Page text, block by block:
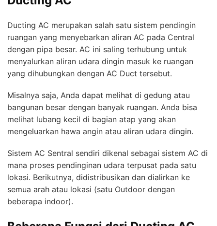
Ducting AC merupakan salah satu sistem pendingin
ruangan yang menyebarkan aliran AC pada Central
dengan pipa besar. AC ini saling terhubung untuk
menyalurkan aliran udara dingin masuk ke ruangan
yang dihubungkan dengan AC Duct tersebut.
Misalnya saja, Anda dapat melihat di gedung atau
bangunan besar dengan banyak ruangan. Anda bisa
melihat lubang kecil di bagian atap yang akan
mengeluarkan hawa angin atau aliran udara dingin.
Sistem AC Sentral sendiri dikenal sebagai sistem AC di
mana proses pendinginan udara terpusat pada satu
lokasi. Berikutnya, didistribusikan dan dialirkan ke
semua arah atau lokasi (satu Outdoor dengan
beberapa indoor).